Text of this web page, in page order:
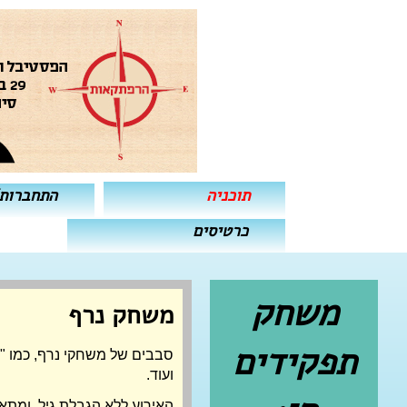
תוכניה
כרטיסים
משחק
תפקידים
משחק נרף
סבבים של משחקי נרף, כמו
ועוד.